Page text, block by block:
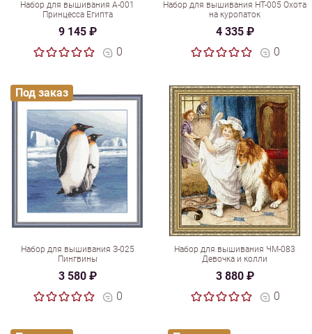
Набор для вышивания А-001
Принцесса Египта
9 145 ₽
0
Набор для вышивания НТ-005 Охота
на куропаток
4 335 ₽
0
Набор для вышивания З-025
Пингвины
3 580 ₽
0
Под заказ
Набор для вышивания ЧМ-083
Девочка и колли
3 880 ₽
0